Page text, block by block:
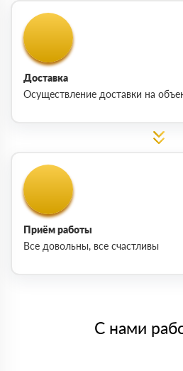
Доставка
Осуществление доставки на
Приём работы
Все довольны, все счастливы
С нами